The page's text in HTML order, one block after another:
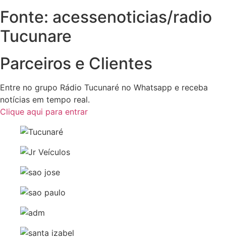
Fonte: acessenoticias/radio
Tucunare
Parceiros e Clientes
Entre no grupo Rádio Tucunaré no Whatsapp e receba
notícias em tempo real.
Clique aqui para entrar